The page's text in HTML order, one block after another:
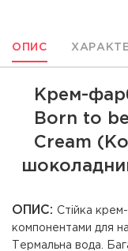
ОПИС
Крем-
Born to
Cream
ОПИС: Стійка
компонентами для
Термальна вода.